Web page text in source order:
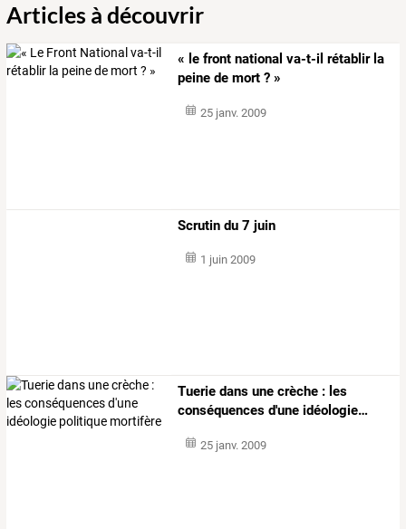
Articles à découvrir
« le front national va-t-il rétablir la
peine de mort ? »
25 janv. 2009
Scrutin du 7 juin
1 juin 2009
Tuerie dans une crèche : les
conséquences d'une idéologie…
25 janv. 2009